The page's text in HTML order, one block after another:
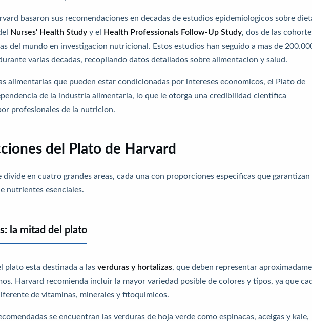
basaron sus recomendaciones en decadas de estudios epidemiologicos sobre
Nurses' Health Study y el Health Professionals Follow-Up Study , dos de las
del mundo en investigacion nutricional. Estos estudios han seguido a mas de
varias decadas, recopilando datos detallados sobre alimentacion y salud.
alimentarias que pueden estar condicionadas por intereses economicos, el Plato de
de la industria alimentaria, lo que le otorga una credibilidad cientifica
profesionales de la nutricion.
del Plato de Harvard
en cuatro grandes areas, cada una con proporciones especificas que garantizan
nutrientes esenciales.
la mitad del plato
plato esta destinada a las verduras y hortalizas , que deben representar
Harvard recomienda incluir la mayor variedad posible de colores y tipos, ya que
de vitaminas, minerales y fitoquimicos.
se encuentran las verduras de hoja verde como espinacas, acelgas y kale,